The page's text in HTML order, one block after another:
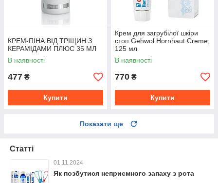
КРЕМ-ПІНА ВІД ТРІЩИН З
КЕРАМІДАМИ ПЛЮС 35 МЛ
В наявності
477 ₴
Купити
Крем для загрубілої шкіри
стоп Gehwol Hornhaut Creme,
125 мл
В наявності
770 ₴
Купити
Показати ще
Статті
01.11.2024
Як позбутися неприємного запаху з рота